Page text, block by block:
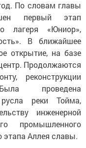
По словам главы
первый этап
лагеря «Юниор»,
В ближайшее
открытие, на базе
Продолжаются
реконструкции
проведена
реки Тойма,
инженерной
промышленного
этапа Аллея славы.